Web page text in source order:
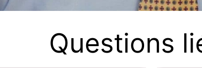
Questions